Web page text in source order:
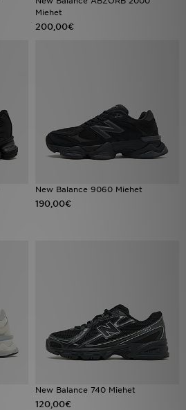
Miehet
200,00€
New Balance 9060 Miehet
190,00€
New Balance 740 Miehet
120,00€